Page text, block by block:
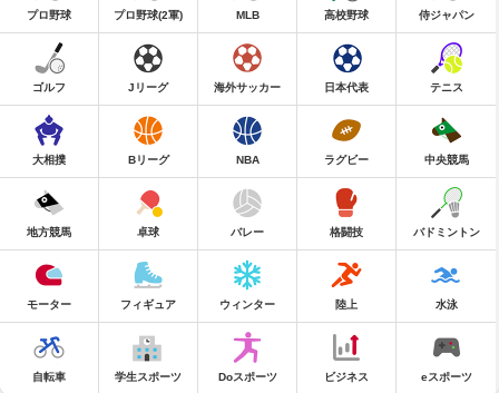
プロ野球 プロ野球(2軍) MLB 高校野球 侍ジャパン
ゴルフ Jリーグ 海外サッカー 日本代表 テニス
大相撲 Bリーグ NBA ラグビー 中央競馬
地方競馬 卓球 バレー 格闘技 バドミントン
モーター フィギュア ウィンター 陸上 水泳
自転車 学生スポーツ Doスポーツ ビジネス eスポーツ